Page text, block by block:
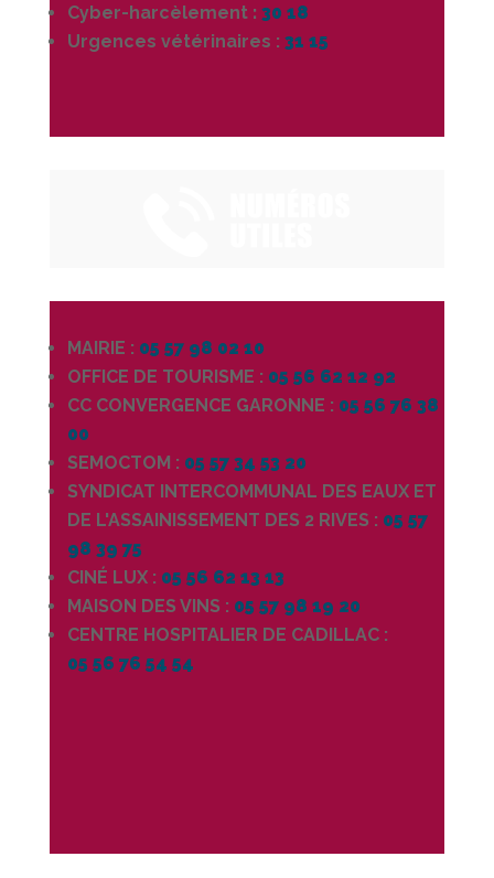
Cyber-harcèlement: 30 18
Urgences vétérinaires : 31 15
MAIRIE : 05 57 98 02 10
OFFICE DE TOURISME : 05 56 62 12 92
CC CONVERGENCE GARONNE : 05 56 76 38
00
SEMOCTOM : 05 57 34 53 20
SYNDICAT INTERCOMMUNAL DES EAUX ET
DE L'ASSAINISSEMENT DES 2 RIVES : 05 57
98 39 75
CINÉ LUX : 05 56 62 13 13
MAISON DES VINS : 05 57 98 19 20
CENTRE HOSPITALIER DE CADILLAC :
05 56 76 54 54